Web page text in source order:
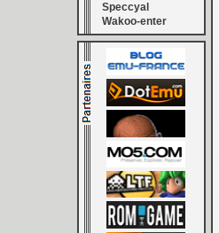
Speccyal
Wakoo-enter